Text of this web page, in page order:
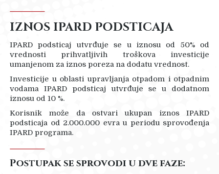
IZNOS IPARD PODSTICAJA
IPARD podsticaj utvrđuje se u iznosu od 50% od
vrednosti prihvatljivih troškova investicije
umanjenom za iznos poreza na dodatu vrednost.
Investicije u oblasti upravljanja otpadom i otpadnim
vodama IPARD podsticaj utvrđuje se u dodatnom
iznosu od 10 %.
Korisnik može da ostvari ukupan iznos IPARD
podsticaja od 2.000.000 evra u periodu sprovođenja
IPARD programa.
Postupak se sprovodi u dve faze: